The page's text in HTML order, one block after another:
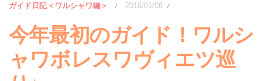
ガイド日記＜ワルシャワ編＞ / 2016/01/08 /
今年最初のガイド！ワルシ
ャワボレスワヴィエツ巡